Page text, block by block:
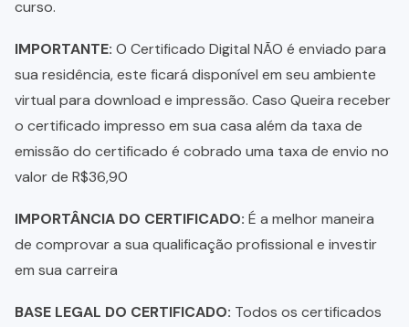
curso.
IMPORTANTE: O Certificado Digital NÃO é enviado para
sua residência, este ficará disponível em seu ambiente
virtual para download e impressão. Caso Queira receber
o certificado impresso em sua casa além da taxa de
emissão do certificado é cobrado uma taxa de envio no
valor de R$36,90
IMPORTÂNCIA DO CERTIFICADO: É a melhor maneira
de comprovar a sua qualificação profissional e investir
em sua carreira
BASE LEGAL DO CERTIFICADO: Todos os certificados